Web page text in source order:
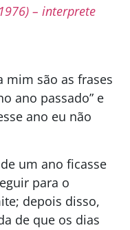
– interprete
mim são as frases
ano passado” e
ano eu não
um ano ficasse
para o
depois disso,
de que os dias